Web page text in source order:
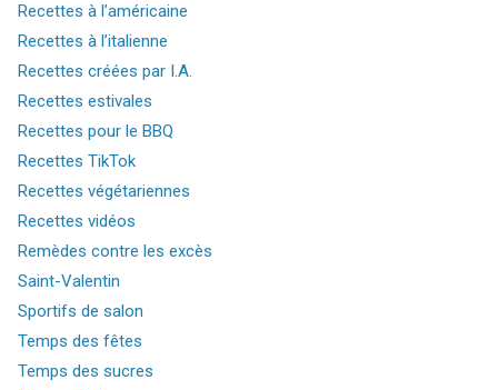
Recettes à l’américaine
Recettes à l’italienne
Recettes créées par I.A.
Recettes estivales
Recettes pour le BBQ
Recettes TikTok
Recettes végétariennes
Recettes vidéos
Remèdes contre les excès
Saint-Valentin
Sportifs de salon
Temps des fêtes
Temps des sucres